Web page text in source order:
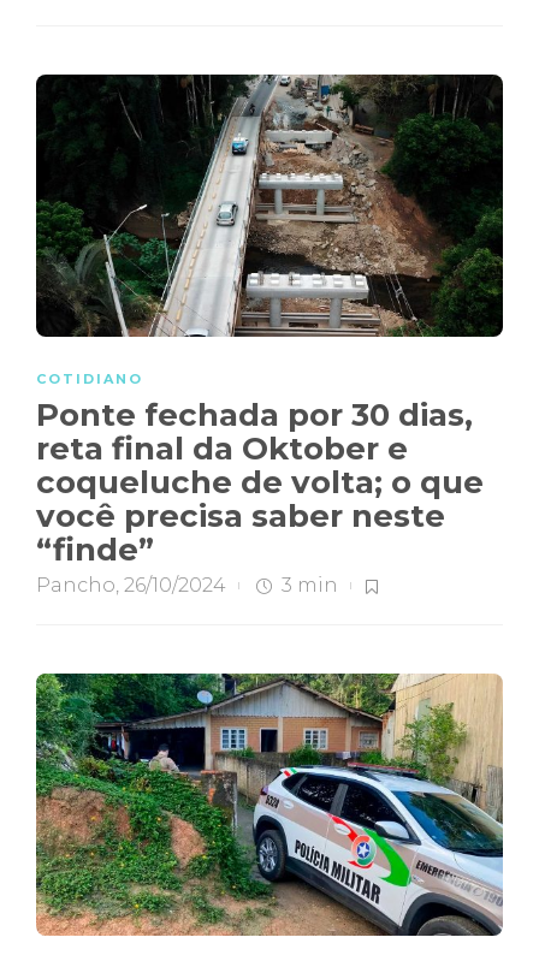
COTIDIANO
Ponte fechada por 30 dias,
reta final da Oktober e
coqueluche de volta; o que
você precisa saber neste
“finde”
Pancho, 26/10/2024 3 min